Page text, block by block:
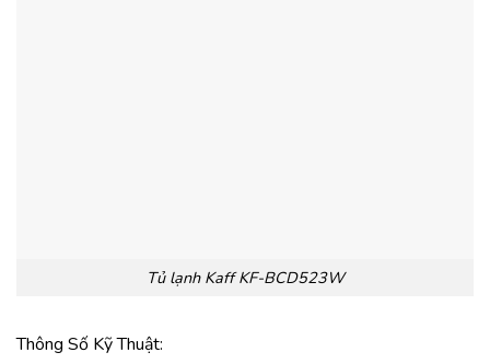
Tủ lạnh Kaff KF-BCD523W
Thông Số Kỹ Thuật: